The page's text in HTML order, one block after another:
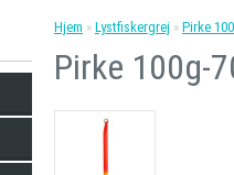
Hjem » Lystfiskergrej » Pirke
Pirke 100g-